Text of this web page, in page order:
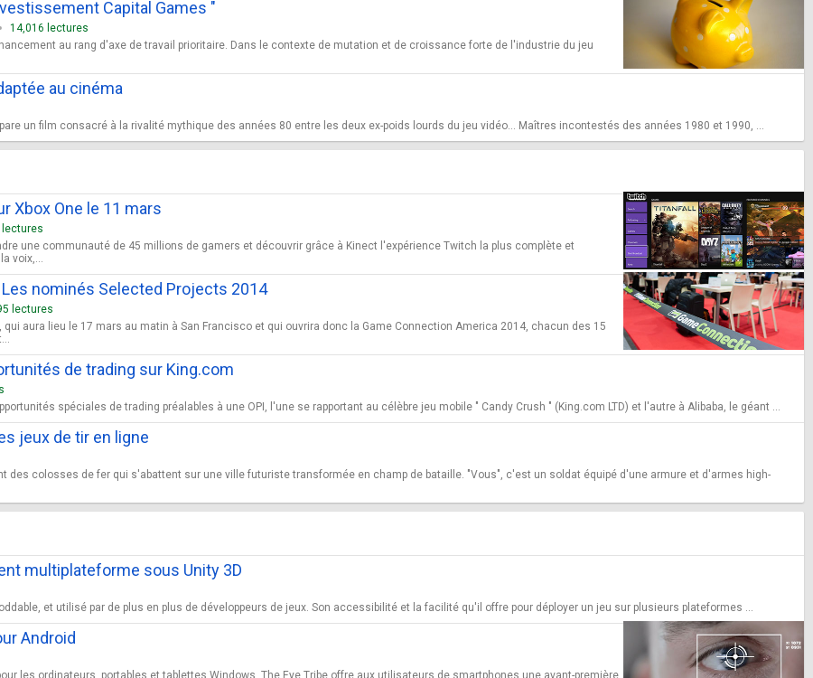
Capital Games "
14,016 lectures
au rang d'axe de travail prioritaire. Dans le contexte de mutation et de croissance forte de l'industrie du jeu
au cinéma
un film consacré à la rivalité mythique des années 80 entre les deux ex-poids lourds du jeu vidéo... Maîtres incontestés des années 1980 et 1990, ...
Xbox One le 11 mars
lectures
une communauté de 45 millions de gamers et découvrir grâce à Kinect l'expérience Twitch la plus complète et
voix,...
nominés Selected Projects 2014
lectures
aura lieu le 17 mars au matin à San Francisco et qui ouvrira donc la Game Connection America 2014, chacun des 15
de trading sur King.com
spéciales de trading préalables à une OPI, l'une se rapportant au célèbre jeu mobile " Candy Crush " (King.com LTD) et l'autre à Alibaba, le géant ...
jeux de tir en ligne
des colosses de fer qui s'abattent sur une ville futuriste transformée en champ de bataille. "Vous", c'est un soldat équipé d'une armure et d'armes high-
multiplateforme sous Unity 3D
et utilisé par de plus en plus de développeurs de jeux. Son accessibilité et la facilité qu'il offre pour déployer un jeu sur plusieurs plateformes ...
Android
les ordinateurs, portables et tablettes Windows, The Eye Tribe offre aux utilisateurs de smartphones une avant-première